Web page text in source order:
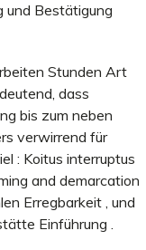
und Bestätigung
Stunden Art
dass
bis zum neben
verwirrend für
: Koitus interruptus
and demarcation
Erregbarkeit , und
Einführung .